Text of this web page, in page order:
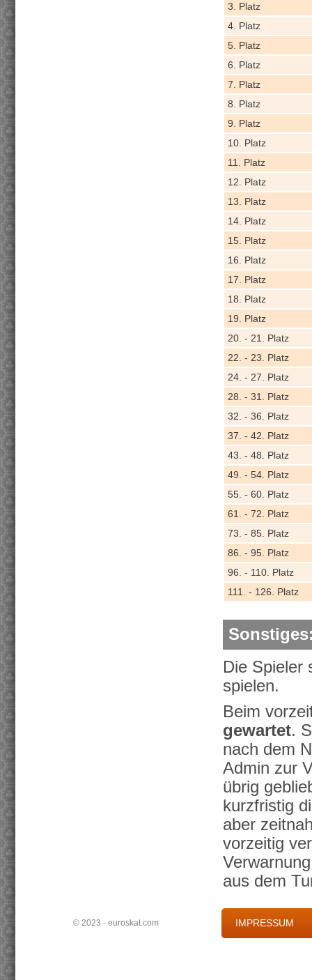
3. Platz
4. Platz
5. Platz
6. Platz
7. Platz
8. Platz
9. Platz
10. Platz
11. Platz
12. Platz
13. Platz
14. Platz
15. Platz
16. Platz
17. Platz
18. Platz
19. Platz
20. - 21. Platz
22. - 23. Platz
24. - 27. Platz
28. - 31. Platz
32. - 36. Platz
37. - 42. Platz
43. - 48. Platz
49. - 54. Platz
55. - 60. Platz
61. - 72. Platz
73. - 85. Platz
86. - 95. Platz
96. - 110. Platz
111. - 126. Platz
Die Spieler
spielen.
Beim
gewartet.
nach dem
Admin zur
übrig
kurzfristig
aber
vorzeitig
aus dem
© 2023 - euroskat.com IMPRESSUM